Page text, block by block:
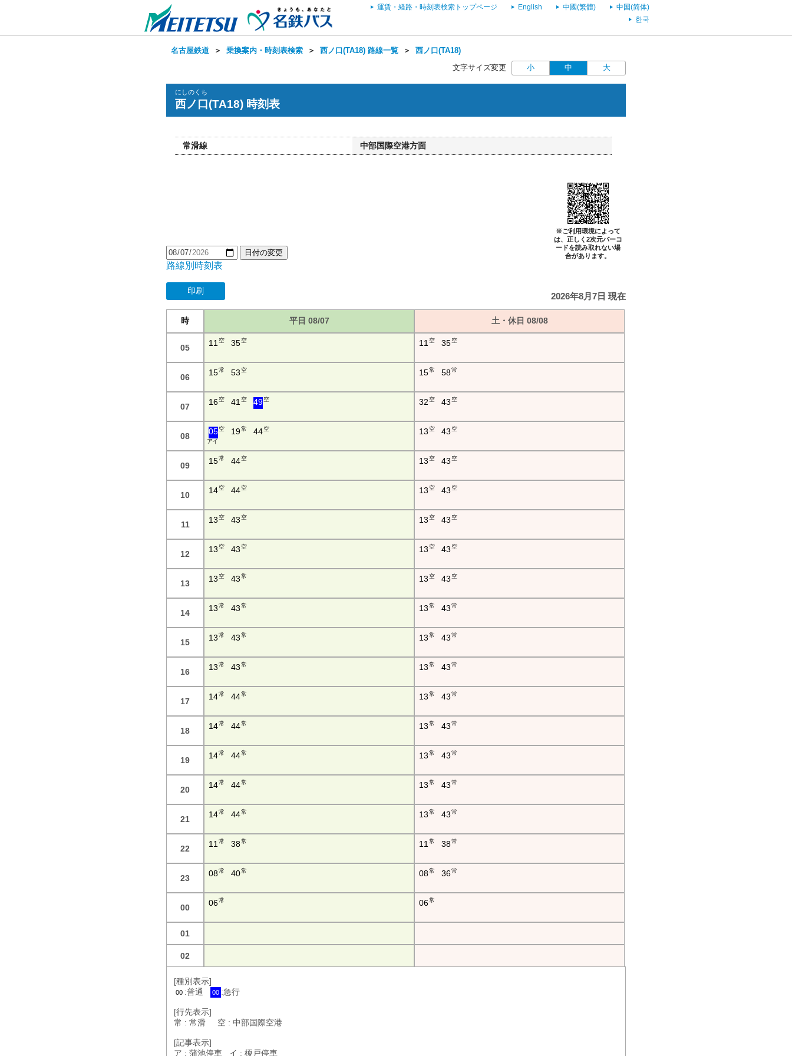
運賃・経路・時刻表検索トップページ English 中國(繁體)
中国(简体)
한국
名古屋鉄道 ＞ 乗換案内・時刻表検索 ＞ 西ノ口(TA18) 路線一覧 ＞ 西ノ口(TA18)
文字サイズ変更 小 中 大
にしのくち
西ノ口(TA18) 時刻表
常滑線 中部国際空港方面
※ご利用環境によって
は、正しく2次元バーコ
ードを読み取れない場
合があります。
日付の変更
路線別時刻表
印刷
2026年8月7日 現在
時 平日 08/07 土・休日 08/08
05 11空 35空 11空 35空
06 15常 53 空 15常 58常
07 16空 41空 49空 32 空 43 空
08 05空
ア イ
19常 44空 13 空 43 空
09 15常 44空 13 空 43 空
10 14空 44空 13 空 43 空
11 13 空 43 空 13 空 43 空
12 13 空 43 空 13 空 43 空
13 13 空 43常 13 空 43 空
14 13常 43常 13常 43常
15 13常 43常 13常 43常
16 13常 43常 13常 43常
17 14常 44常 13常 43常
18 14常 44常 13常 43常
19 14常 44常 13常 43常
20 14常 44常 13常 43常
21 14常 44常 13常 43常
22 11常 38常 11常 38常
23 08常 40常 08常 36常
00 06常 06常
01
02
[種別表示]
00 :普通 00 :急行
[行先表示]
常 : 常滑 空 : 中部国際空港
[記事表示]
ア : 蒲池停車 イ : 榎戸停車